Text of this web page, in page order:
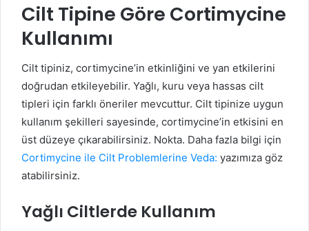
Cilt Tipine Göre Cortimycine
Kullanımı
Cilt tipiniz, cortimycine’in etkinliğini ve yan etkilerini
doğrudan etkileyebilir. Yağlı, kuru veya hassas cilt
tipleri için farklı öneriler mevcuttur. Cilt tipinize uygun
kullanım şekilleri sayesinde, cortimycine’in etkisini en
üst düzeye çıkarabilirsiniz. Nokta. Daha fazla bilgi için
Cortimycine ile Cilt Problemlerine Veda: yazımıza göz
atabilirsiniz.
Yağlı Ciltlerde Kullanım